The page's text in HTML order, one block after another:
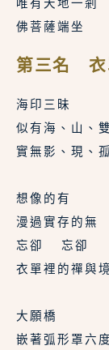
唯有天地一剎
佛菩薩端坐
第三名
海印三昧
似有海、山、
實無影、現、
想像的有
漫過實存的無
忘卻  忘卻
衣單裡的禪與境
大願橋
嵌著弧形罩六度